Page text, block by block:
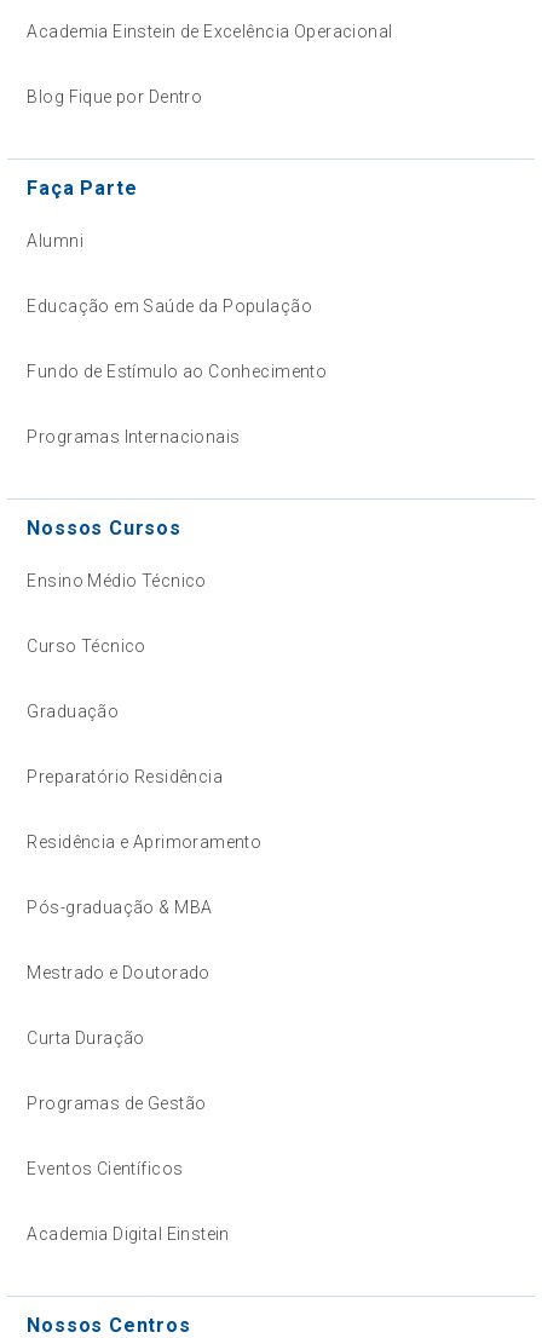
Academia Einstein de Excelência Operacional
Blog Fique por Dentro
Faça Parte
Alumni
Educação em Saúde da População
Fundo de Estímulo ao Conhecimento
Programas Internacionais
Nossos Cursos
Ensino Médio Técnico
Curso Técnico
Graduação
Preparatório Residência
Residência e Aprimoramento
Pós-graduação & MBA
Mestrado e Doutorado
Curta Duração
Programas de Gestão
Eventos Científicos
Academia Digital Einstein
Nossos Centros